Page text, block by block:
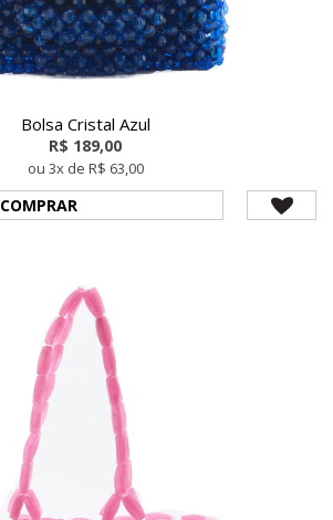
Bolsa Cristal Azul
R$ 189,00
ou 3x de R$ 63,00
COMPRAR